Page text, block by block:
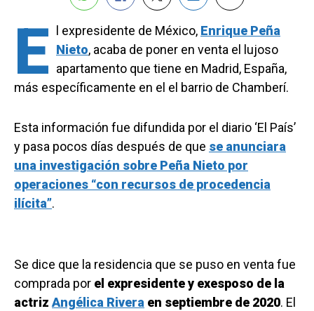
E l expresidente de México, Enrique Peña
Nieto, acaba de poner en venta el lujoso
apartamento que tiene en Madrid, España,
más específicamente en el el barrio de Chamberí.
Esta información fue difundida por el diario ‘El País’
y pasa pocos días después de que se anunciara
una investigación sobre Peña Nieto por
operaciones “con recursos de procedencia
ilícita”.
Se dice que la residencia que se puso en venta fue
comprada por el expresidente y exesposo de la
actrizAngélica Rivera en septiembre de 2020. El